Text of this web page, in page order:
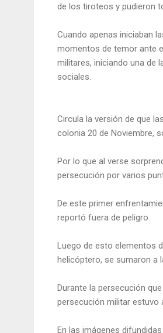
de los tiroteos y pudieron
Cuando apenas iniciaban
momentos de temor ante
militares, iniciando una de
sociales.
Circula la versión de que
colonia 20 de Noviembre,
Por lo que al verse
persecución por varios
De este primer
reportó fuera de peligro.
Luego de esto elementos
helicóptero, se sumaron a
Durante la persecución
persecución militar estuvo
En las imágenes